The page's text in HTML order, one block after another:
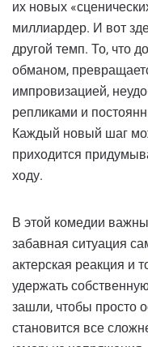
их новых
миллиардер. И вот
другой темп. То, что
обманом,
импровизацией,
репликами и
Каждый новый шаг
приходится
ходу.
В этой комедии
забавная ситуация
актерская реакция и
удержать
зашли, чтобы просто
становится все